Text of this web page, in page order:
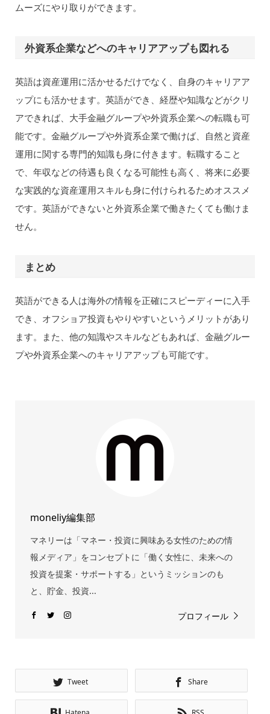
ムーズにやり取りができます。
外資系企業などへのキャリアアップも図れる
英語は資産運用に活かせるだけでなく、自身のキャリアア
ップにも活かせます。英語ができ、経歴や知識などがクリ
アできれば、大手金融グループや外資系企業への転職も可
能です。金融グループや外資系企業で働けば、自然と資産
運用に関する専門的知識も身に付きます。転職すること
で、年収などの待遇も良くなる可能性も高く、将来に必要
な実践的な資産運用スキルも身に付けられるためオススメ
です。英語ができないと外資系企業で働きたくても働けま
せん。
まとめ
英語ができる人は海外の情報を正確にスピーディーに入手
でき、オフショア投資もやりやすいというメリットがあり
ます。また、他の知識やスキルなどもあれば、金融グルー
プや外資系企業へのキャリアアップも可能です。
moneliy編集部
マネリーは「マネー・投資に興味ある女性のための情
報メディア」をコンセプトに「働く女性に、未来への
投資を提案・サポートする」というミッションのも
と、貯金、投資...
プロフィール
Tweet Share